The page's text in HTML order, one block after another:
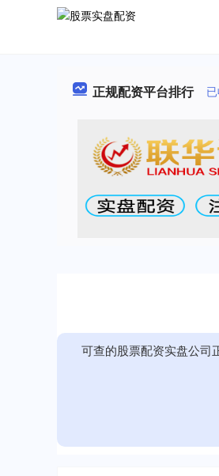
正规配资平台排行
可查的股票配资实盘公司